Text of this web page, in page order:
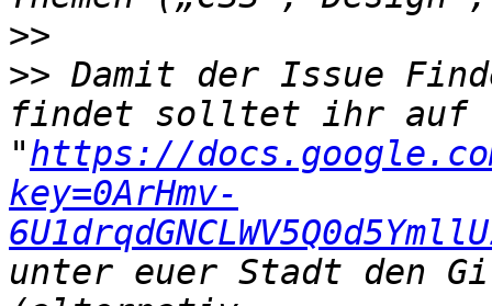
>>
>> Damit der Issue
findet solltet ihr auf
"https://
key=0ArHmv-
unter euer Stadt den